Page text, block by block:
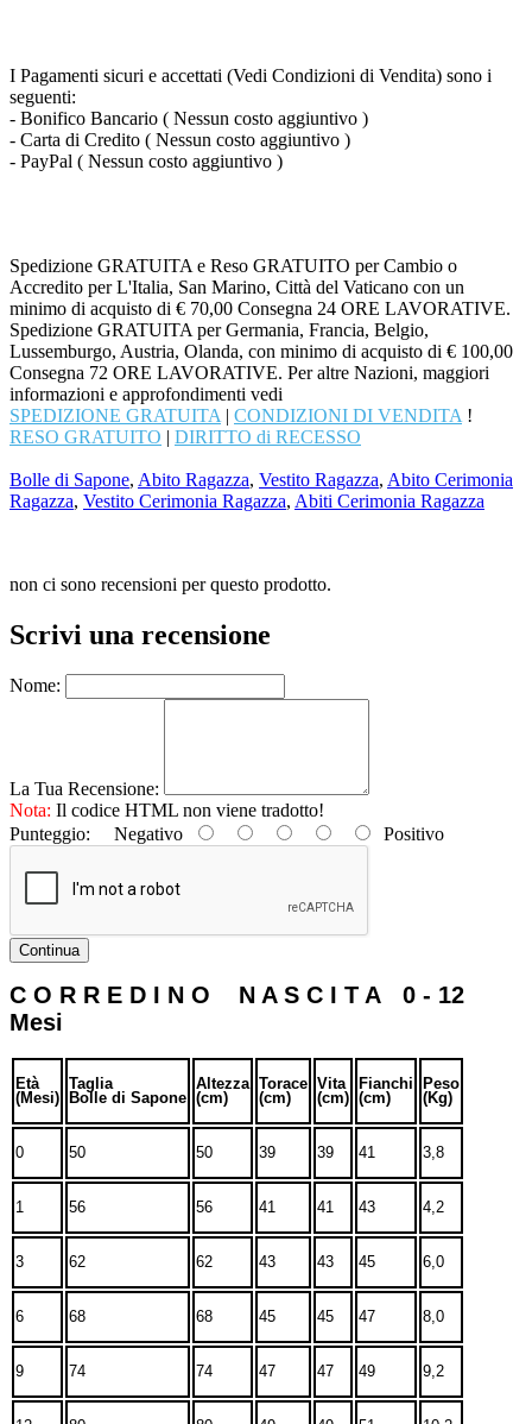
I Pagamenti sicuri e accettati (Vedi Condizioni di Vendita) sono i
seguenti:
- Bonifico Bancario ( Nessun costo aggiuntivo )
- Carta di Credito ( Nessun costo aggiuntivo )
- PayPal ( Nessun costo aggiuntivo )
Spedizione GRATUITA e Reso GRATUITO per Cambio o
Accredito per L'Italia, San Marino, Città del Vaticano con un
minimo di acquisto di € 70,00 Consegna 24 ORE LAVORATIVE.
Spedizione GRATUITA per Germania, Francia, Belgio,
Lussemburgo, Austria, Olanda, con minimo di acquisto di € 100,00
Consegna 72 ORE LAVORATIVE. Per altre Nazioni, maggiori
informazioni e approfondimenti vedi
SPEDIZIONE GRATUITA | CONDIZIONI DI VENDITA !
RESO GRATUITO | DIRITTO di RECESSO
Bolle di Sapone, Abito Ragazza, Vestito Ragazza, Abito Cerimonia
Ragazza, Vestito Cerimonia Ragazza, Abiti Cerimonia Ragazza
non ci sono recensioni per questo prodotto.
Scrivi una recensione
Nome:
La Tua Recensione:
Nota: Il codice HTML non viene tradotto!
Punteggio: Negativo Positivo
Continua
C O R R E D I N O N A S C I T A 0 - 12
Mesi
Età
(Mesi)
Taglia
Bolle di Sapone
Altezza
(cm)
Torace
(cm)
Vita
(cm)
Fianchi
(cm)
Peso
(Kg)
0 50 50 39 39 41 3,8
1 56 56 41 41 43 4,2
3 62 62 43 43 45 6,0
6 68 68 45 45 47 8,0
9 74 74 47 47 49 9,2